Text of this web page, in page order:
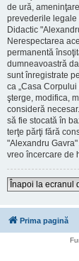
de ură,
prevederile legale
Didactic
Nerespectarea
permanentă
dumneavoastră
sunt înregistrate
ca „Casa
şterge, modifica,
consideră
să fie stocată în
terţe părţi fără
"Alexandru
vreo încercare de
Înapoi la ecranul
Prima pagină